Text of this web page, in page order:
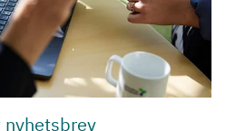
nyhetsbrev